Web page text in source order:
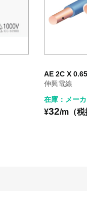
AE 2C X
伸興電線
在庫：メー
¥32/m（税